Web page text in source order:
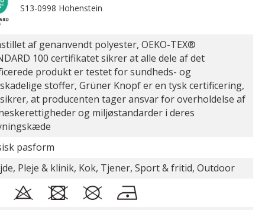
S13-0998 Hohenstein
af genanvendt polyester, OEKO-TEX®
100 certifikatet sikrer at alle dele af det
produkt er testet for sundheds- og
stoffer, Grüner Knopf er en tysk certificering,
at producenten tager ansvar for overholdelse af
og miljøstandarder i deres
pasform
Pleje & klinik, Kok, Tjener, Sport & fritid, Outdoor